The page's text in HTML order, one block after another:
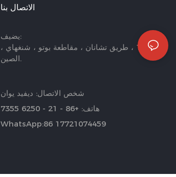
الاتصال بنا
يضيف:
لا. 1199 ، طريق تشانان ، مقاطعة بوتو ، شنغهاي ،
الصين.
شخص الاتصال: ديفيد يوان
هاتف: +86 - 21 - 6250 7355
WhatsApp:86 17721074459